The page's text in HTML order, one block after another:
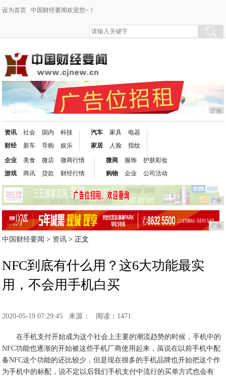
设为首页 中国财经要闻欢迎您~！
广告
资讯
财经
社会
新车
国内
导购
科技
娱乐
汽车
家居
家具
人脸
电器
指纹
企业
游戏
美食
商讯
微店
贷款
微商行情
财经行情
微商
购物
服饰
企业
护肤彩妆
公司活动
广告
广告
中国财经要闻 > 资讯 > 正文
NFC到底有什么用？这6大功能最实
用，不会用手机白买
2020-05-19 07:29:45 来源： 阅读：1471
在手机支付开始成为这个社会上主要的潮流趋势的时候，手机中的
NFC功能也逐渐的开始被这些手机厂商使用起来，虽说在以前手机中配
备NFC这个功能的还比较少，但是现在很多的手机品牌也开始把这个作
为手机中的标配，说不定以后我们手机支付中流行的买单方式也会有